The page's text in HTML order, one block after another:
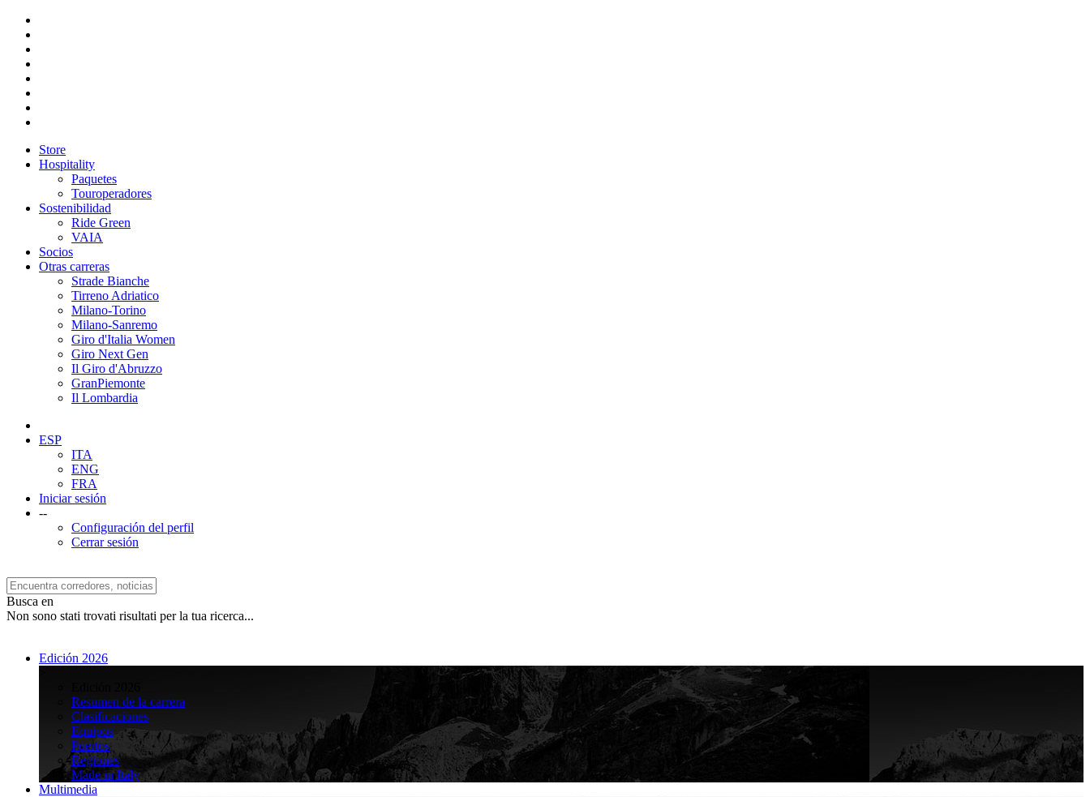
Store
Hospitality
Paquetes
Touroperadores
Sostenibilidad
Ride Green
VAIA
Socios
Otras carreras
Strade Bianche
Tirreno Adriatico
Milano-Torino
Milano-Sanremo
Giro d'Italia Women
Giro Next Gen
Il Giro d'Abruzzo
GranPiemonte
Il Lombardia
ESP
ITA
ENG
FRA
Iniciar sesión
--
Configuración del perfil
Cerrar sesión
Busca en
Non sono stati trovati risultati per la tua ricerca...
Edición 2026
Resumen de la carrera
Clasificaciones
Equipos
Puertos
Regiones
Made in Italy
Multimedia